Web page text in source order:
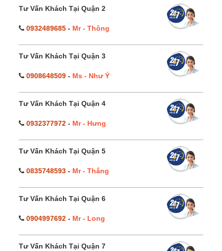
Tư Vấn Khách Tại Quận 2
0932489685 - Mr - Thông
Tư Vấn Khách Tại Quận 3
0908648509 - Ms - Như Ý
Tư Vấn Khách Tại Quận 4
0932377972 - Mr - Hưng
Tư Vấn Khách Tại Quận 5
0835748593 - Mr - Thắng
Tư Vấn Khách Tại Quận 6
0904997692 - Mr - Long
Tư Vấn Khách Tại Quận 7